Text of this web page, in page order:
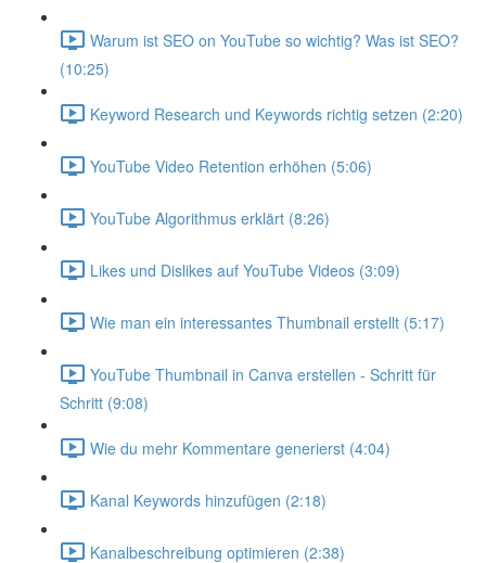
Warum ist SEO on YouTube so wichtig? Was ist SEO?
(10:25)
Keyword Research und Keywords richtig setzen (2:20)
YouTube Video Retention erhöhen (5:06)
YouTube Algorithmus erklärt (8:26)
Likes und Dislikes auf YouTube Videos (3:09)
Wie man ein interessantes Thumbnail erstellt (5:17)
YouTube Thumbnail in Canva erstellen - Schritt für
Schritt (9:08)
Wie du mehr Kommentare generierst (4:04)
Kanal Keywords hinzufügen (2:18)
Kanalbeschreibung optimieren (2:38)